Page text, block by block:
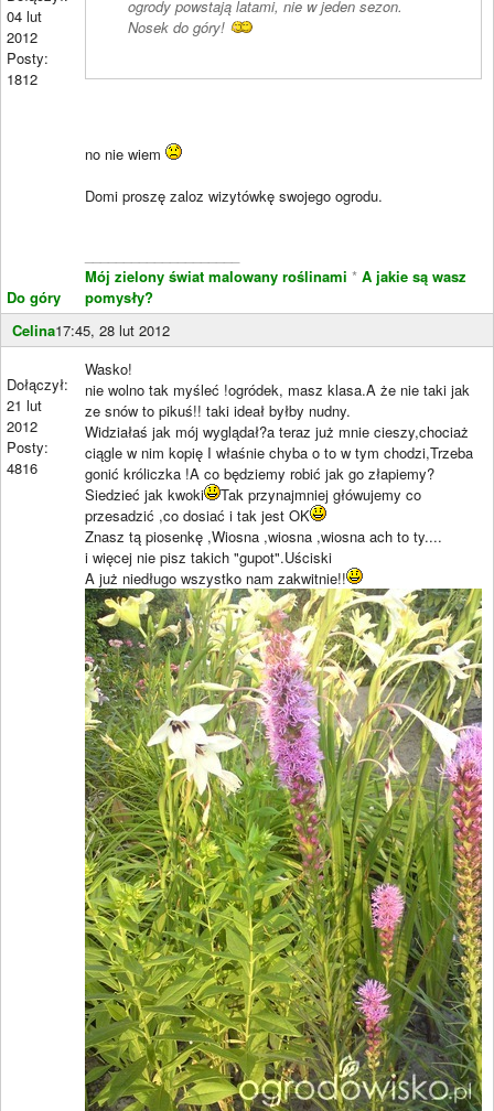
04 lut
2012
Posty:
1812
Do góry
ogrody powstają latami, nie w jeden sezon.
Nosek do góry!
no nie wiem
Domi proszę zaloz wizytówkę swojego ogrodu.
Mój zielony świat malowany roślinami * A jakie są wasz
pomysły?
Celina17:45, 28 lut 2012
Dołączył:
21 lut
2012
Posty:
4816
Wasko!
nie wolno tak myśleć !ogródek, masz klasa.A że nie taki jak
ze snów to pikuś!! taki ideał byłby nudny.
Widziałaś jak mój wyglądał?a teraz już mnie cieszy,chociaż
ciągle w nim kopię I właśnie chyba o to w tym chodzi,Trzeba
gonić króliczka !A co będziemy robić jak go złapiemy?
Siedzieć jak kwoki
Tak przynajmniej główujemy co
przesadzić ,co dosiać i tak jest OK
Znasz tą piosenkę ,Wiosna ,wiosna ,wiosna ach to ty....
i więcej nie pisz takich "gupot".Uściski
A już niedługo wszystko nam zakwitnie!!